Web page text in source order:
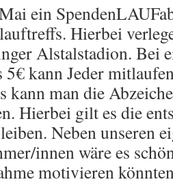
ein
Hierbei
Alstalstadion. Bei
5€ kann Jeder
kann man die
Hierbei gilt es die
Neben unseren
innen wäre es
motivieren